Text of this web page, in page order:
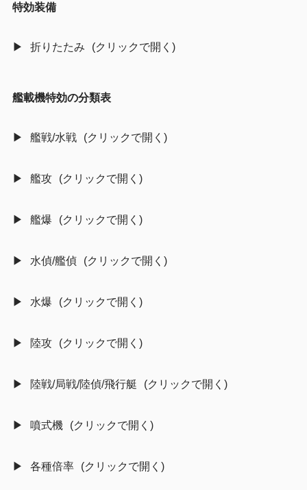
特効装備
折りたたみ
艦載機特効の分類表
艦戦/水戦
艦攻
艦爆
水偵/艦偵
水爆
陸攻
陸戦/局戦/陸偵/飛行艇
噴式機
各種倍率